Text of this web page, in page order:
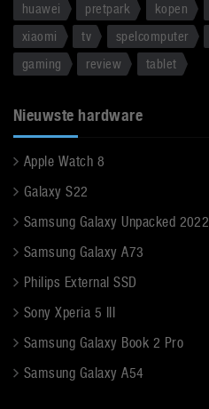
huawei
pretpark kopen
xiaomi
tv spelcomputer
gaming
review tablet
Nieuwste hardware
Apple Watch 8
Galaxy S22
Samsung Galaxy Unpacked 2022
Samsung Galaxy A73
Philips External SSD
Sony Xperia 5 III
Samsung Galaxy Book 2 Pro
Samsung Galaxy A54